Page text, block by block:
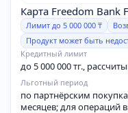
Карта Freedom
Лимит до 5 000 000 ₸
Продукт может быть
Кредитный лимит
до 5 000 000 тг.,
Льготный период
по партнёрским
месяцев; для операций